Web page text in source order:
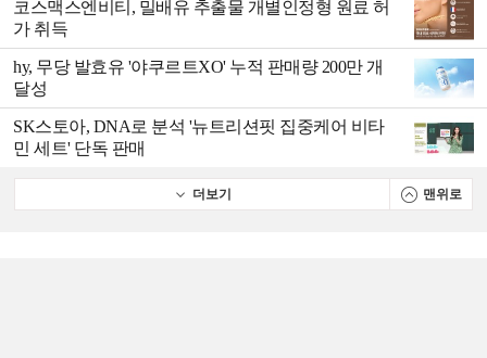
코스맥스엔비티, 밀배유 추출물 개별인정형 원료 허
가 취득
hy, 무당 발효유 '야쿠르트XO' 누적 판매량 200만 개
달성
SK스토아, DNA로 분석 '뉴트리션핏 집중케어 비타
민 세트' 단독 판매
더보기 맨위로